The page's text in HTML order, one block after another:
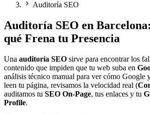
Auditoría SEO
Auditoría SEO en
qué Frena tu Presencia
Una auditoría SEO sirve para encontrar los
contenido que impiden que tu web suba en
análisis técnico manual para ver cómo Google
leen tu página, revisamos la velocidad real (
auditamos tu SEO On-Page, tus enlaces y tu
Profile.